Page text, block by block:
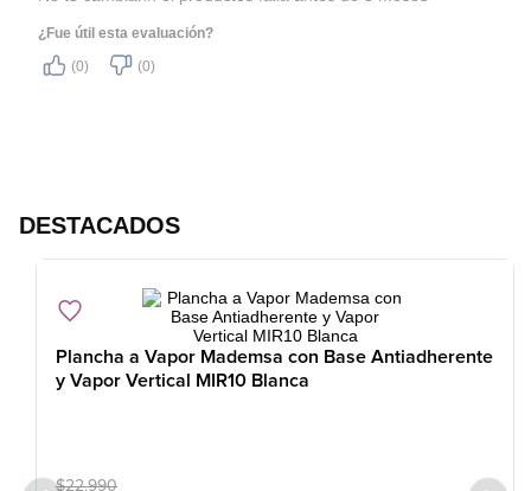
¿Fue útil esta evaluación?
(0)
(0)
DESTACADOS
Plancha a Vapor Mademsa con Base Antiadherente
y Vapor Vertical MIR10 Blanca
$22.990